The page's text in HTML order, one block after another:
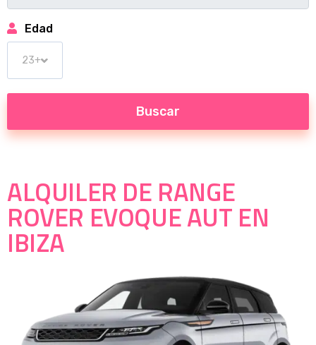
Edad
ALQUILER DE RANGE
ROVER EVOQUE AUT EN
IBIZA